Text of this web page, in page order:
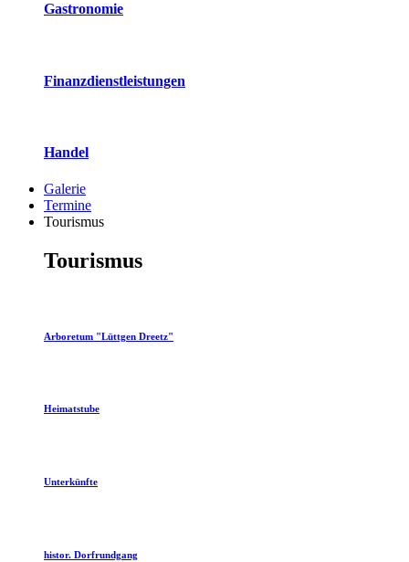
Gastronomie
Finanzdienstleistungen
Handel
Galerie
Termine
Tourismus
Tourismus
Arboretum "Lüttgen Dreetz"
Heimatstube
Unterkünfte
histor. Dorfrundgang